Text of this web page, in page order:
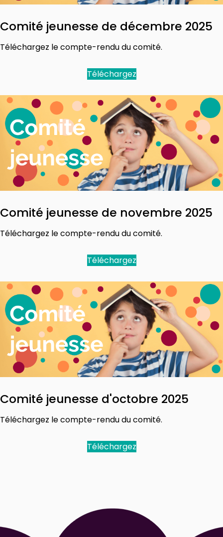
Comité jeunesse de décembre 2025
Téléchargez le compte-rendu du comité.
Téléchargez
Comité jeunesse de novembre 2025
Téléchargez le compte-rendu du comité.
Téléchargez
Comité jeunesse d'octobre 2025
Téléchargez le compte-rendu du comité.
Téléchargez